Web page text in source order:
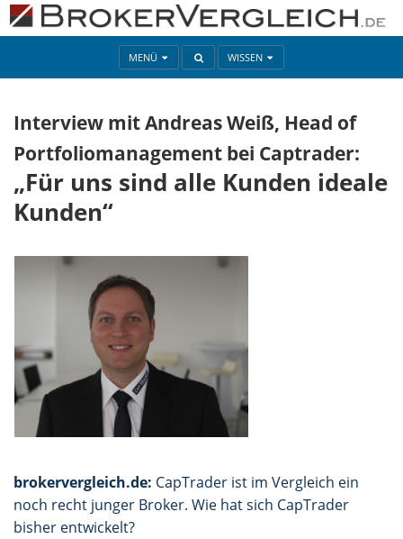
MENÜ WISSEN
Interview mit Andreas Weiß, Head of
Portfoliomanagement bei Captrader:
„Für uns sind alle Kunden ideale
Kunden“
brokervergleich.de: CapTrader ist im Vergleich ein
noch recht junger Broker. Wie hat sich CapTrader
bisher entwickelt?